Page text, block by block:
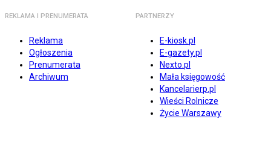
REKLAMA I PRENUMERATA
Reklama
Ogłoszenia
Prenumerata
Archiwum
PARTNERZY
E-kiosk.pl
E-gazety.pl
Nexto.pl
Mała księgowość
Kancelarierp.pl
Wieści Rolnicze
Życie Warszawy